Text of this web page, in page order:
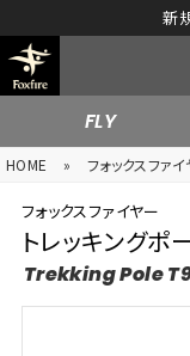
新
FLY
HOME » フォックスファ
フォックスファイヤー
トレッキング
Trekking Pole